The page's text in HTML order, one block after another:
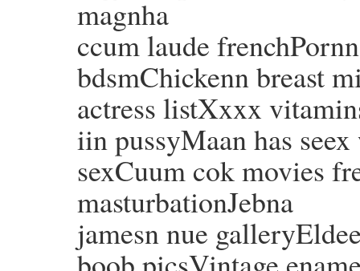
magnha
ccum laude
bdsmChickenn breast
actress listXxxx
iin pussyMaan has
sexCuum cok movies
masturbationJebna
jamesn nue